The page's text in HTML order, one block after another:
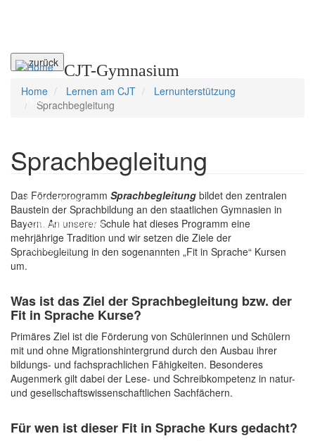
Direkt
zum
Inhalt
CJT-Gymnasium
Home
Lernen am CJT
Unsere Stärken
Kooperationspartner
Elternportal
← zurück
Home Lernen am CJT
Lernunterstützung
Sprachbegleitung
Sprachbegleitung
Das Förderprogramm Sprachbegleitung bildet den zentralen
Baustein der Sprachbildung an den staatlichen Gymnasien in
Bayern. An unserer Schule hat dieses Programm eine
mehrjährige Tradition und wir setzen die Ziele der
Sprachbegleitung in den sogenannten „Fit in Sprache“ Kursen
um.
Was ist das Ziel der Sprachbegleitung bzw. der
Fit in Sprache Kurse?
Primäres Ziel ist die Förderung von Schülerinnen und Schülern
mit und ohne Migrationshintergrund durch den Ausbau ihrer
bildungs- und fachsprachlichen Fähigkeiten. Besonderes
Augenmerk gilt dabei der Lese- und Schreibkompetenz in natur-
und gesellschaftswissenschaftlichen Sachfächern.
Für wen ist dieser Fit in Sprache Kurs gedacht?